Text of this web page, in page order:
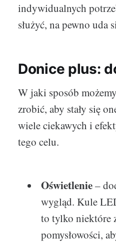
indywidualnych
służyć, na pewno uda
Donice plus:
W jaki sposób
zrobić, aby stały się
wiele ciekawych i
tego celu.
Oświetlenie–
wygląd. Kule
to tylko niektóre
pomysłowości,